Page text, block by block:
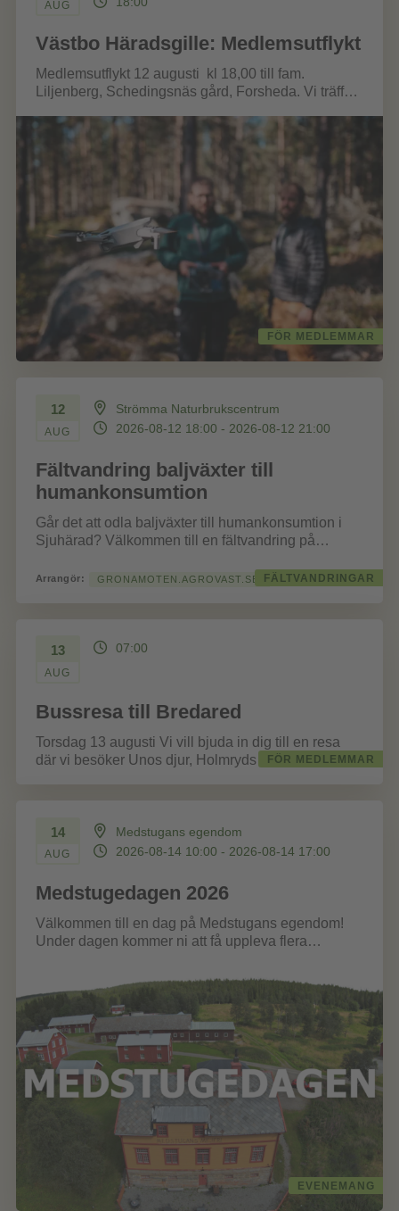
AUG
FÖR MEDLEMMAR
Västbo Häradsgille: Medlemsutflykt
Medlemsutflykt 12 augusti kl 18,00 till fam.
Liljenberg, Schedingsnäs gård, Forsheda. Vi träffas
12
AUG
Strömma Naturbrukscentrum
2026-08-12 18:00 - 2026-08-12 21:00
FÄLTVANDRINGAR
Fältvandring baljväxter till
humankonsumtion
Går det att odla baljväxter till humankonsumtion i
Sjuhärad? Välkommen till en fältvandring på
Arrangör: GRONAMOTEN.AGROVAST.SE/
13
AUG
07:00
FÖR MEDLEMMAR
Bussresa till Bredared
Torsdag 13 augusti Vi vill bjuda in dig till en resa
där vi besöker Unos djur, Holmryds gårdsmejeri och
14
AUG
Medstugans egendom
2026-08-14 10:00 - 2026-08-14 17:00
EVENEMANG
Medstugedagen 2026
Välkommen till en dag på Medstugans egendom!
Under dagen kommer ni att få uppleva flera